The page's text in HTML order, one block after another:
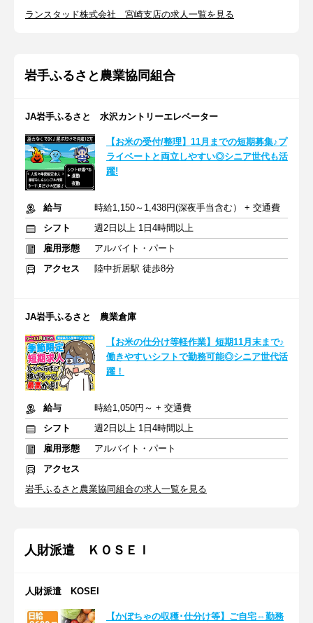
ランスタッド株式会社 宮崎支店の求人一覧を見る
岩手ふるさと農業協同組合
JA岩手ふるさと 水沢カントリーエレベーター
【お米の受付/整理】11月までの短期募集♪プ
ライベートと両立しやすい◎シニア世代も活
躍!
給与
時給1,150～1,438円(深夜手当含む） + 交通費
シフト
週2日以上 1日4時間以上
雇用形態
アルバイト・パート
アクセス
陸中折居駅 徒歩8分
JA岩手ふるさと 農業倉庫
【お米の仕分け等軽作業】短期11月末まで♪
働きやすいシフトで勤務可能◎シニア世代活
躍！
給与
時給1,050円～ + 交通費
シフト
週2日以上 1日4時間以上
雇用形態
アルバイト・パート
アクセス
岩手ふるさと農業協同組合の求人一覧を見る
人財派遣 ＫＯＳＥＩ
人財派遣 KOSEI
【かぼちゃの収穫･仕分け等】ご自宅⇔勤務